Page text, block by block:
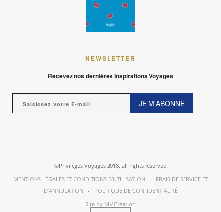
NEWSLETTER
Recevez nos dernières Inspirations Voyages
JE M'ABONNE
©Privilèges Voyages 2018, all rights reserved
MENTIONS LÉGALES ET CONDITIONS D’UTILISATION - FRAIS DE SERVICE ET
D’ANNULATION - POLITIQUE DE CONFIDENTIALITÉ
Site by MMCréation